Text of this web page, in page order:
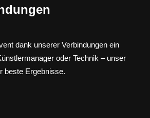
dank unserer Verbindungen ein
oder Technik – unser
beste Ergebnisse.